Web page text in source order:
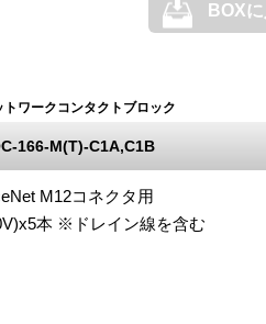
BOX
ワークコンタクトブロック
166-M(T)-C1A,C1B
M12コネクタ用
本 ※ドレイン線を含む